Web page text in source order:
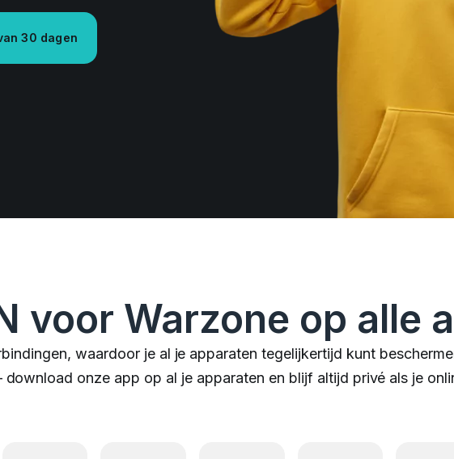
30 dagen
voor Warzone op alle
waardoor je al je apparaten tegelijkertijd kunt
onze app op al je apparaten en blijf altijd privé als je